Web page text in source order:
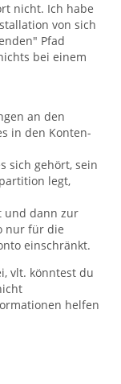
nicht. Ich habe
von sich
Pfad
bei einem
an den
in den Konten-
sich gehört, sein
legt,
und dann zur
nur für die
einschränkt.
vlt. könntest du
helfen